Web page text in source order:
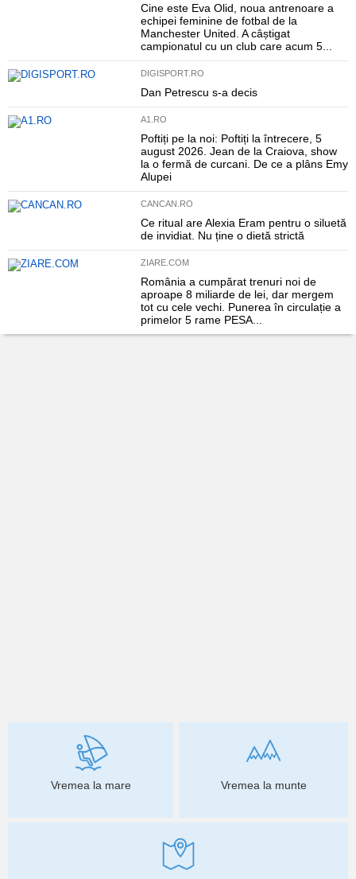
Cine este Eva Olid, noua antrenoare a
echipei feminine de fotbal de la
Manchester United. A câștigat
campionatul cu un club care acum 5...
DIGISPORT.RO
Dan Petrescu s-a decis
A1.RO
Poftiți pe la noi: Poftiți la întrecere, 5
august 2026. Jean de la Craiova, show
la o fermă de curcani. De ce a plâns Emy
Alupei
CANCAN.RO
Ce ritual are Alexia Eram pentru o siluetă
de invidiat. Nu ține o dietă strictă
ZIARE.COM
România a cumpărat trenuri noi de
aproape 8 miliarde de lei, dar mergem
tot cu cele vechi. Punerea în circulație a
primelor 5 rame PESA...
Vremea la mare Vremea la munte